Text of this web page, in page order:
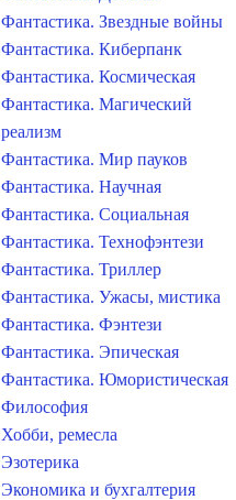
Фантастика. Звездные войны
Фантастика. Киберпанк
Фантастика. Космическая
Фантастика. Магический
реализм
Фантастика. Мир пауков
Фантастика. Научная
Фантастика. Социальная
Фантастика. Технофэнтези
Фантастика. Триллер
Фантастика. Ужасы, мистика
Фантастика. Фэнтези
Фантастика. Эпическая
Фантастика. Юмористическая
Философия
Хобби, ремесла
Эзотерика
Экономика и бухгалтерия